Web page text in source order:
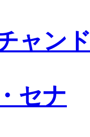
ャン
セナ